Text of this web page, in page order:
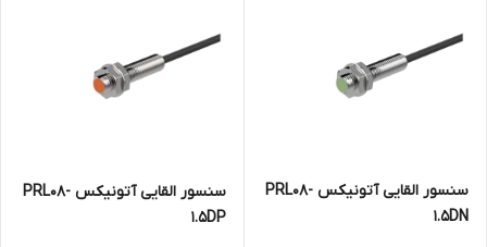
سنسور القایی آتونیکس PRL08-
1.5DN
سنسور القایی آتونیکس PRL08-
1.5DP